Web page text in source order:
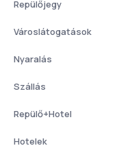
Repülőjegy
Városlátogatások
Nyaralás
Szállás
Repülő+Hotel
Hotelek